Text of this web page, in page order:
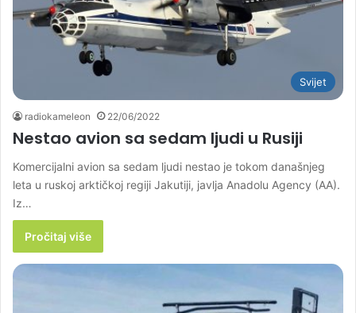
Svijet
radiokameleon 22/06/2022
Nestao avion sa sedam ljudi u Rusiji
Komercijalni avion sa sedam ljudi nestao je tokom današnjeg
leta u ruskoj arktičkoj regiji Jakutiji, javlja Anadolu Agency (AA).
Iz…
Pročitaj više